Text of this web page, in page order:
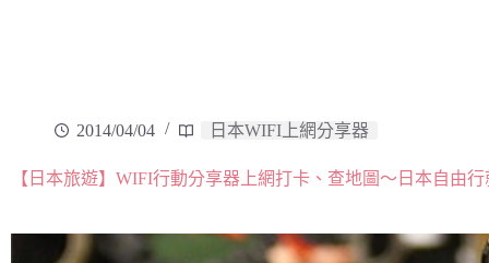
2014/04/04 日本WIFI上網分享器
【日本旅遊】WIFI行動分享器上網打卡、查地圖～日本自由